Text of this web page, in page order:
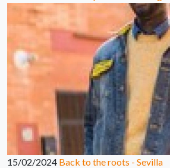
15/02/2024 Back to the roots - Sevilla